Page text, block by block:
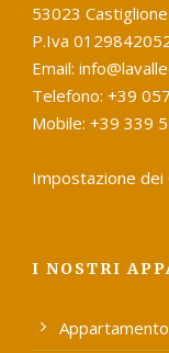
53023
P.Iva
Email:
Telefono: +39
Mobile: +39 339
Impostazione dei
I NOSTRI